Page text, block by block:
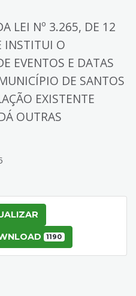
LEI Nº 3.265, DE 12
INSTITUI O
EVENTOS E DATAS
DE SANTOS
EXISTENTE
OUTRAS
1190